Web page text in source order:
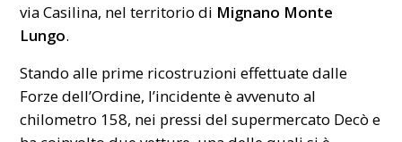
via Casilina, nel territorio di Mignano Monte
Lungo.
Stando alle prime ricostruzioni effettuate dalle
Forze dell’Ordine, l’incidente è avvenuto al
chilometro 158, nei pressi del supermercato Decò e